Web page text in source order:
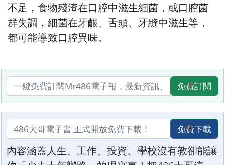
不足，食物殘渣在口腔中滋生細菌，或口腔菌
群失調，細菌在牙齦、舌頭、牙縫中滋生等，
都可能導致口腔異味。
免費訂閱
免費下載
內容涵蓋人生、工作、投資、學校沒有教卻能讓